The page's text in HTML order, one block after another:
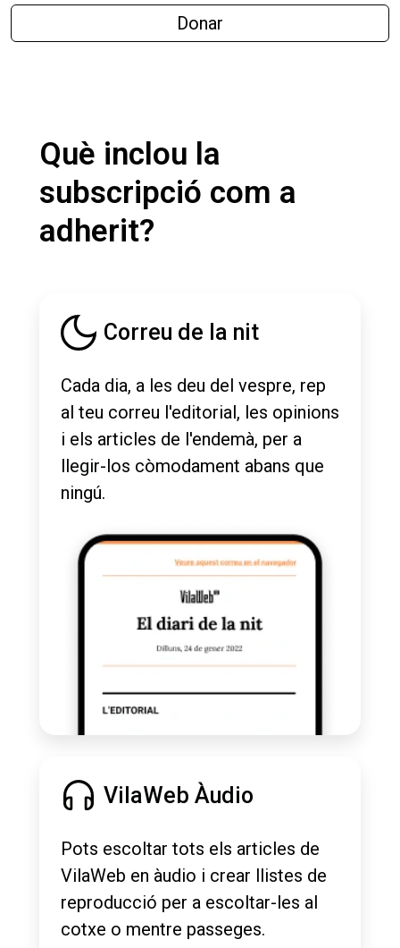
Donar
Què inclou la
subscripció com a
adherit?
Correu de la nit
Cada dia, a les deu del vespre, rep
al teu correu l'editorial, les opinions
i els articles de l'endemà, per a
llegir-los còmodament abans que
ningú.
VilaWeb Àudio
Pots escoltar tots els articles de
VilaWeb en àudio i crear llistes de
reproducció per a escoltar-les al
cotxe o mentre passeges.